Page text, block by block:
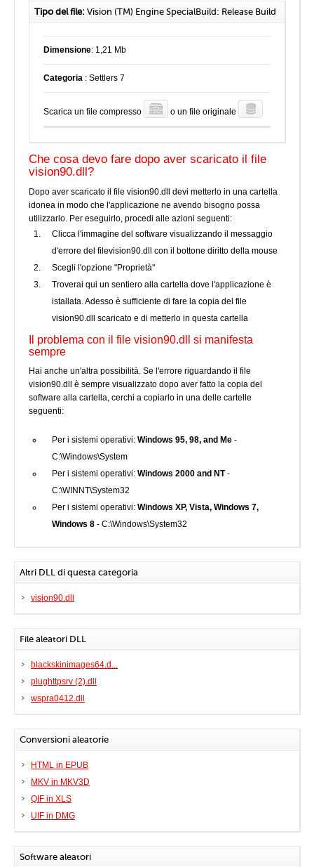
Tipo del file: Vision (TM) Engine SpecialBuild: Release Build
Dimensione: 1,21 Mb
Categoria : Settlers 7
Scarica un file compresso o un file originale
Che cosa devo fare dopo aver scaricato il file
vision90.dll?
Dopo aver scaricato il file vision90.dll devi metterlo in una cartella
idonea in modo che l'applicazione ne avendo bisogno possa
utilizzarlo. Per eseguirlo, procedi alle azioni seguenti:
Clicca l'immagine del software visualizzando il messaggio
d'errore del filevision90.dll con il bottone diritto della mouse
Scegli l'opzione "Proprietà"
Troverai qui un sentiero alla cartella dove l'applicazione è
istallata. Adesso è sufficiente di fare la copia del file
vision90.dll scaricato e di metterlo in questa cartella
Il problema con il file vision90.dll si manifesta
sempre
Hai anche un'altra possibilità. Se l'errore riguardando il file
vision90.dll è sempre visualizzato dopo aver fatto la copia del
software alla cartella, cerchi a copiarlo in una delle cartelle
seguenti:
Per i sistemi operativi: Windows 95, 98, and Me -
C:\Windows\System
Per i sistemi operativi: Windows 2000 and NT-
C:\WINNT\System32
Per i sistemi operativi: Windows XP, Vista, Windows 7,
Windows 8 - C:\Windows\System32
Altri DLL di questa categoria
vision90.dll
File aleatori DLL
blackskinimages64.d...
plughttpsrv (2).dll
wspra0412.dll
Conversioni aleatorie
HTML in EPUB
MKV in MKV3D
QIF in XLS
UIF in DMG
Software aleatori